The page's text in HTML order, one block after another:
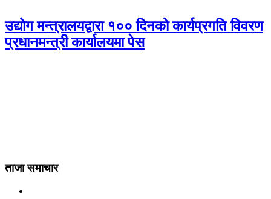
उद्योग मन्त्रालयद्वारा १०० दिनको कार्यप्रगति विवरण
प्रधानमन्त्री कार्यालयमा पेस
ताजा समाचार